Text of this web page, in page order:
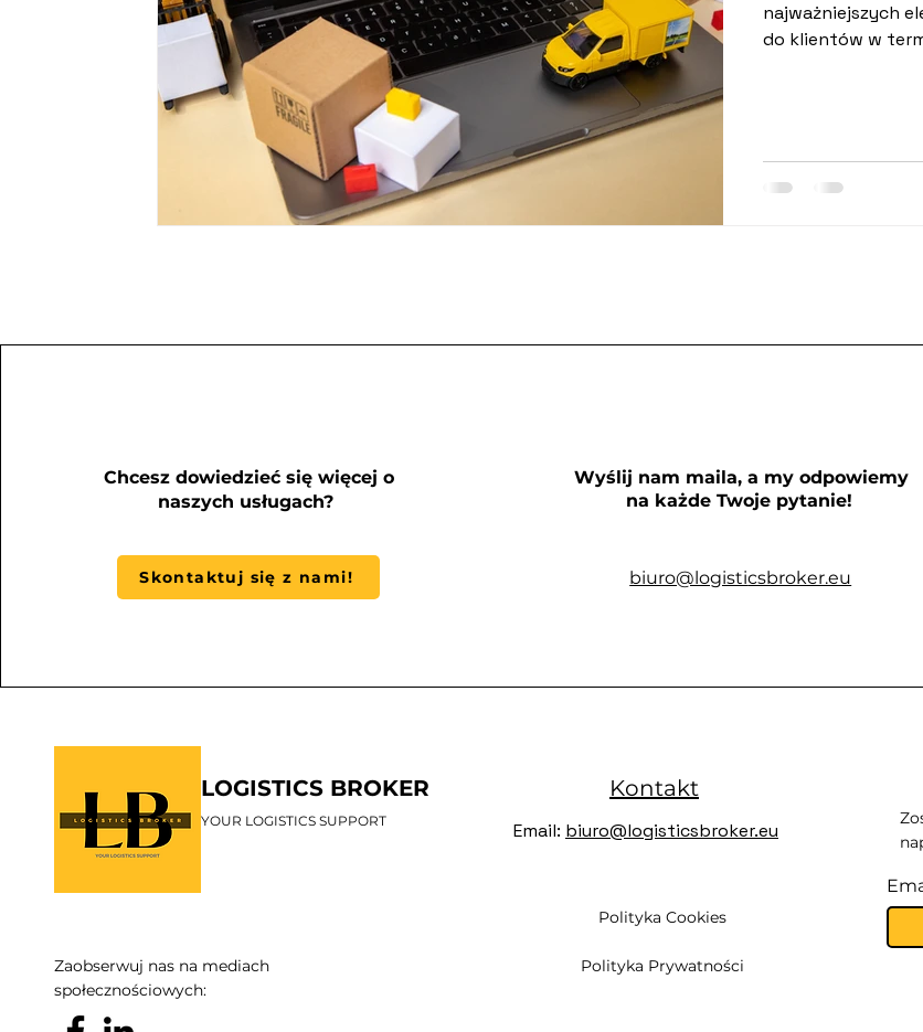
najważniejszych
do klientów w
Chcesz dowiedzieć się więcej o
naszych usługach?
Skontaktuj się z nami!
Wyślij nam maila, a my odpowiemy
na każde Twoje pytanie!
biuro@logisticsbroker.eu
LOGISTICS BROKER
YOUR LOGISTICS SUPPORT
Zaobserwuj nas na mediach
społecznościowych:
Kontakt
Email: biuro@logisticsbroker.eu
Polityka Cookies
Polityka Prywatności